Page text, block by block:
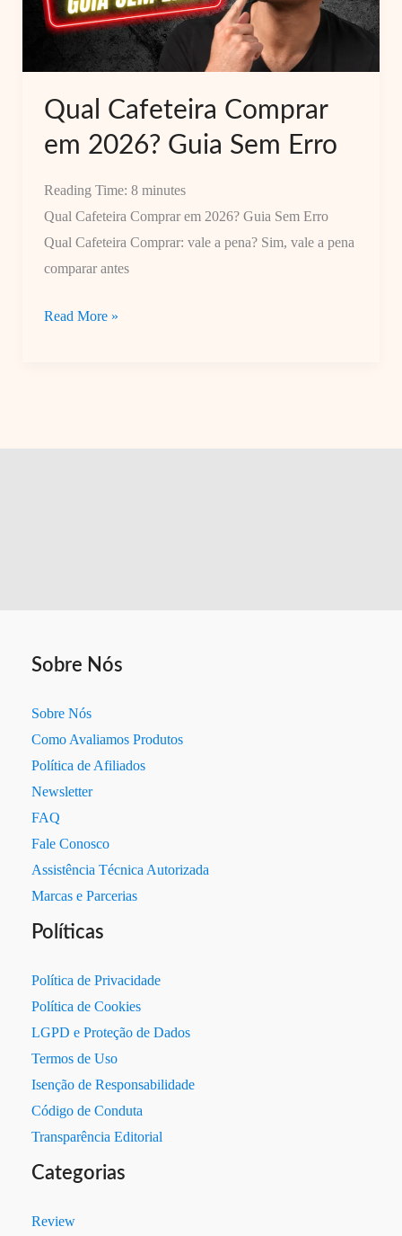
para
Perfil
de
Uso
–
Qual Cafeteira Comprar
em 2026? Guia Sem Erro
Reading Time: 8 minutes
Qual Cafeteira Comprar em 2026? Guia Sem Erro
Qual Cafeteira Comprar: vale a pena? Sim, vale a pena
comparar antes
Qual
Guia
Read More »
Sobre Nós
Sobre Nós
Como Avaliamos Produtos
Política de Afiliados
Newsletter
FAQ
Fale Conosco
Assistência Técnica Autorizada
Marcas e Parcerias
Políticas
Política de Privacidade
Política de Cookies
LGPD e Proteção de Dados
Termos de Uso
Isenção de Responsabilidade
Código de Conduta
Transparência Editorial
Categorias
Review